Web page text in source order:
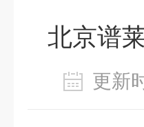
北京谱
更新